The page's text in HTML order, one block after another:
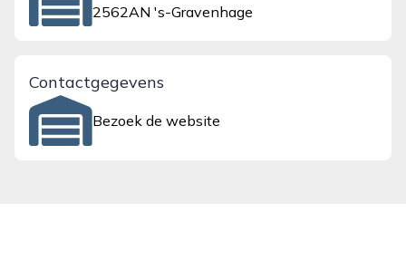
2562AN 's-Gravenhage
Contactgegevens
Bezoek de website